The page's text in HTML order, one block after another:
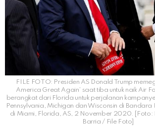
FILE FOTO: Presiden AS Donald Trump
America Great Again’ saat tiba untuk naik Air
berangkat dari Florida untuk perjalanan
Pennsylvania, Michigan dan Wisconsin di Bandara
di Miami, Florida, AS, 2 November 2020. [Foto:
Barria / File Foto]